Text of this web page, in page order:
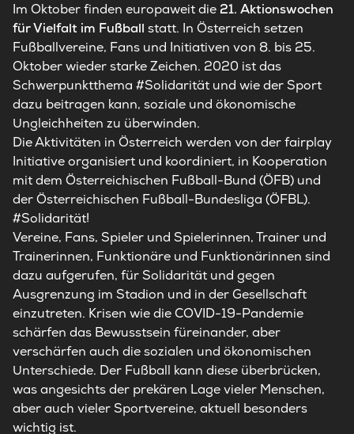
Im Oktober finden europaweit die 21. Aktionswochen
für Vielfalt im Fußball statt. In Österreich setzen
Fußballvereine, Fans und Initiativen von 8. bis 25.
Oktober wieder starke Zeichen. 2020 ist das
Schwerpunktthema #Solidarität und wie der Sport
dazu beitragen kann, soziale und ökonomische
Ungleichheiten zu überwinden.
Die Aktivitäten in Österreich werden von der fairplay
Initiative organisiert und koordiniert, in Kooperation
mit dem Österreichischen Fußball-Bund (ÖFB) und
der Österreichischen Fußball-Bundesliga (ÖFBL).
#Solidarität!
Vereine, Fans, Spieler und Spielerinnen, Trainer und
Trainerinnen, Funktionäre und Funktionärinnen sind
dazu aufgerufen, für Solidarität und gegen
Ausgrenzung im Stadion und in der Gesellschaft
einzutreten. Krisen wie die COVID-19-Pandemie
schärfen das Bewusstsein füreinander, aber
verschärfen auch die sozialen und ökonomischen
Unterschiede. Der Fußball kann diese überbrücken,
was angesichts der prekären Lage vieler Menschen,
aber auch vieler Sportvereine, aktuell besonders
wichtig ist.